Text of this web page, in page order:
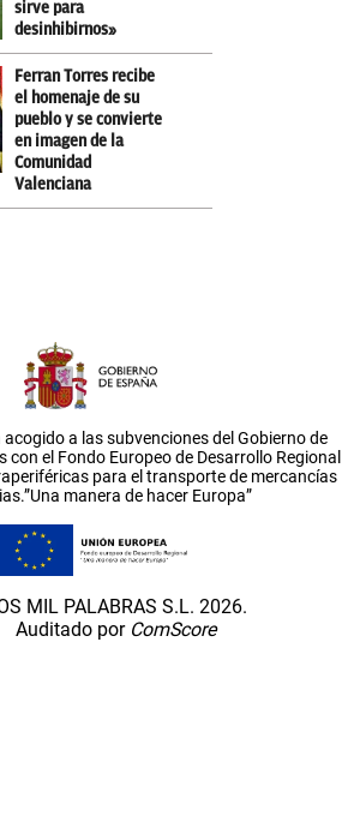
sirve para
desinhibirnos»
Ferran Torres recibe
el homenaje de su
pueblo y se convierte
en imagen de la
Comunidad
Valenciana
acogido a las subvenciones del Gobierno de
el Fondo Europeo de Desarrollo Regional
para el transporte de mercancías
manera de hacer Europa”
MIL PALABRAS S.L. 2026.
Auditado por ComScore